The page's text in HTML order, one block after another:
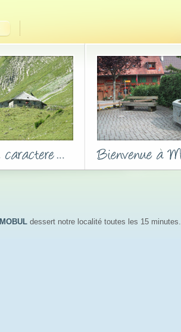
MOBUL dessert notre localité toutes les 15 minutes.